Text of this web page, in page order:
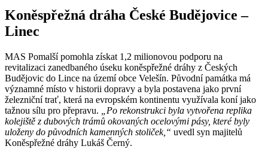
Koněspřežná dráha České Budějovice –
Linec
MAS Pomalší pomohla získat 1,2 milionovou podporu na
revitalizaci zanedbaného úseku koněspřežné dráhy z Českých
Budějovic do Lince na území obce Velešín. Původní památka má
významné místo v historii dopravy a byla postavena jako první
železniční trať, která na evropském kontinentu využívala koní jako
tažnou sílu pro přepravu.
„Po rekonstrukci byla vytvořena replika
kolejiště z dubových trámů okovaných ocelovými pásy, které byly
uloženy do původních kamenných stoliček,“ uvedl syn majitelů
Koněspřežné dráhy Lukáš Černý.